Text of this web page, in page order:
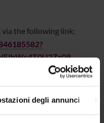
degli annunci
via the following link: